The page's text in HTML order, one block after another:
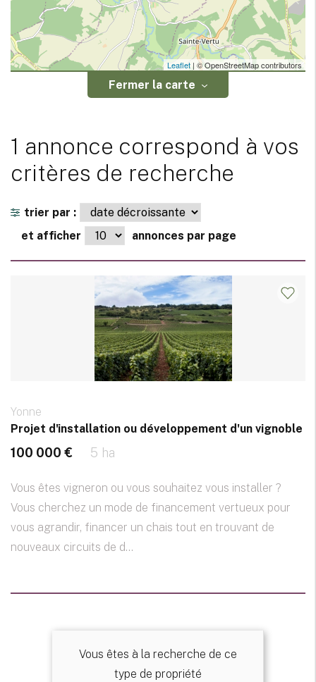
Leaflet | © OpenStreetMap contributors
Fermer la carte
1 annonce correspond à vos
critères de recherche
trier par :
et afficher
annonces par page
Yonne
Projet d'installation ou développement d'un vignoble
100 000 € 5 ha
Vous êtes vigneron ou vous souhaitez vous installer ?
Vous cherchez un mode de financement vertueux pour
vous agrandir, financer un chais tout en trouvant de
nouveaux circuits de d...
Vous êtes à la recherche de ce
type de propriété